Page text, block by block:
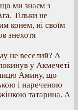
ми знаєм з
Тільки не
конем, ні своїм
знехотя
не веселий? А
у Акмечеті
Амину, що
і нареченою
татарина. А